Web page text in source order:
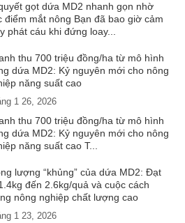
gọt dứa MD2 nhanh gọn nhờ
điểm mắt nông Bạn đã bao giờ cảm
phát cáu khi đứng loay...
thu 700 triệu đồng/ha từ mô hình
dứa MD2: Kỷ nguyên mới cho nông
năng suất cao
1 26, 2026
thu 700 triệu đồng/ha từ mô hình
dứa MD2: Kỷ nguyên mới cho nông
năng suất cao T...
lượng “khủng” của dứa MD2: Đạt
đến 2.6kg/quả và cuộc cách
nông nghiệp chất lượng cao
1 23, 2026